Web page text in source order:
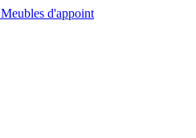
Meubles d'appoint